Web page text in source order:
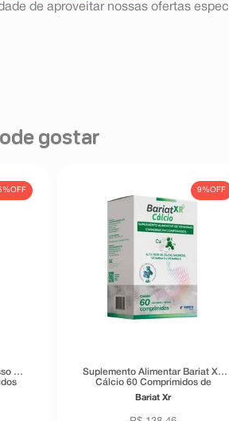
de aproveitar nossas ofertas
gostar
OFF
D+
9%OFF
Suplemento Alimentar Bariat XR
Cálcio 60 Comprimidos de
Liberação Prolongada
Bariat Xr